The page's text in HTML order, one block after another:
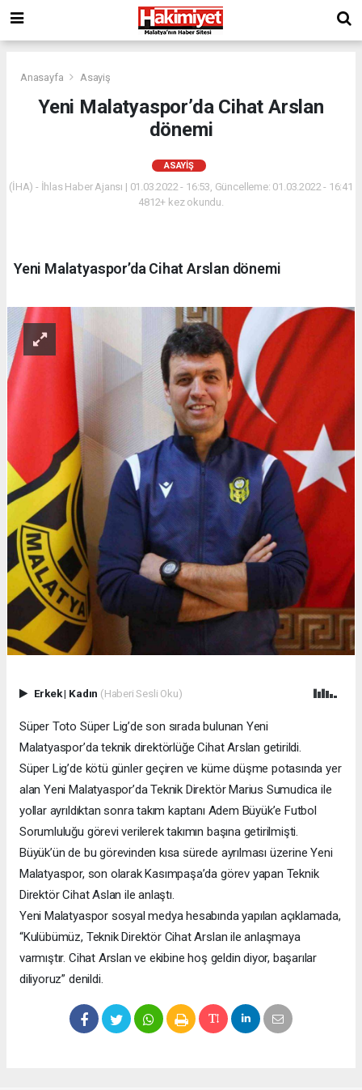
Anasayfa Asayiş
Yeni Malatyaspor’da Cihat Arslan
dönemi
ASAYIŞ
(İHA) - İhlas Haber Ajansı | 01.03.2022 - 16:53, Güncelleme: 01.03.2022 - 16:41
4812+ kez okundu.
Yeni Malatyaspor’da Cihat Arslan dönemi
Erkek| Kadın (Haberi Sesli Oku)
Süper Toto Süper Lig’de son sırada bulunan Yeni
Malatyaspor’da teknik direktörlüğe Cihat Arslan getirildi.
Süper Lig’de kötü günler geçiren ve küme düşme potasında yer
alan Yeni Malatyaspor’da Teknik Direktör Marius Sumudica ile
yollar ayrıldıktan sonra takım kaptanı Adem Büyük’e Futbol
Sorumluluğu görevi verilerek takımın başına getirilmişti.
Büyük’ün de bu görevinden kısa sürede ayrılması üzerine Yeni
Malatyaspor, son olarak Kasımpaşa’da görev yapan Teknik
Direktör Cihat Aslan ile anlaştı.
Yeni Malatyaspor sosyal medya hesabında yapılan açıklamada,
“Kulübümüz, Teknik Direktör Cihat Arslan ile anlaşmaya
varmıştır. Cihat Arslan ve ekibine hoş geldin diyor, başarılar
diliyoruz” denildi.